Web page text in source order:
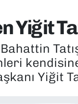
Yiğit
Yiğit